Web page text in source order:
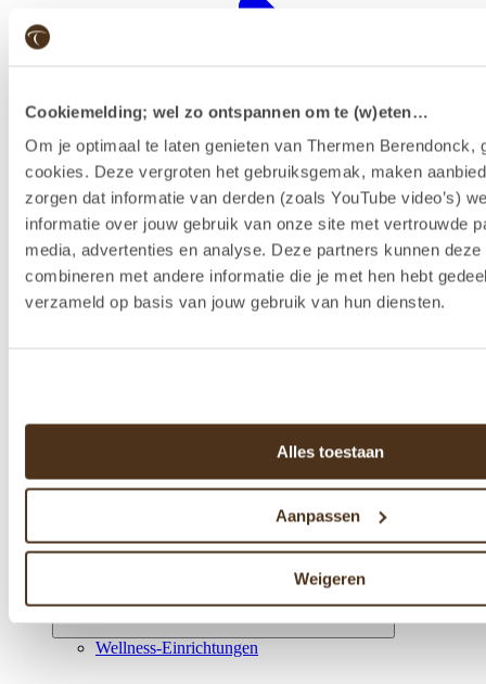
Cookiemelding; wel zo ontspannen om te (w)eten…
Om je optimaal te laten genieten van Thermen Berendonck,
cookies. Deze vergroten het gebruiksgemak, maken
zorgen dat informatie van derden (zoals YouTube video’s)
informatie over jouw gebruik van onze site met vertrouwde
media, advertenties en analyse. Deze partners kunnen deze
combineren met andere informatie die je met hen hebt
verzameld op basis van jouw gebruik van hun diensten.
Alles toestaan
Aanpassen
Weigeren
Wellness-Resort
Wellness-Einrichtungen